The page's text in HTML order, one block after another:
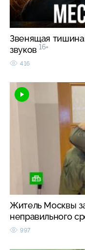
Звенящая
звуков 16+
416
Житель Москвы
неправильного
997